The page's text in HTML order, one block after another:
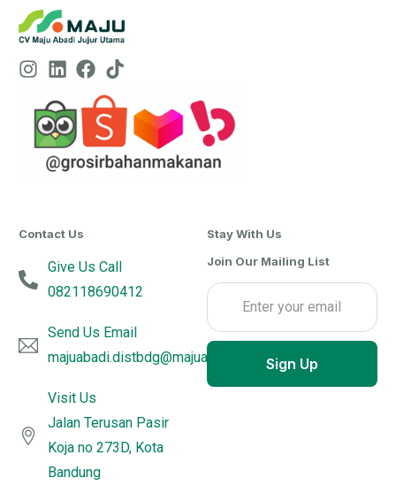
Contact Us
Give Us Call
082118690412
Send Us Email
majuabadi.distbdg@majuabadijujurutama.com
Visit Us
Jalan Terusan Pasir
Koja no 273D, Kota
Bandung
Stay With Us
Join Our Mailing List
Sign Up